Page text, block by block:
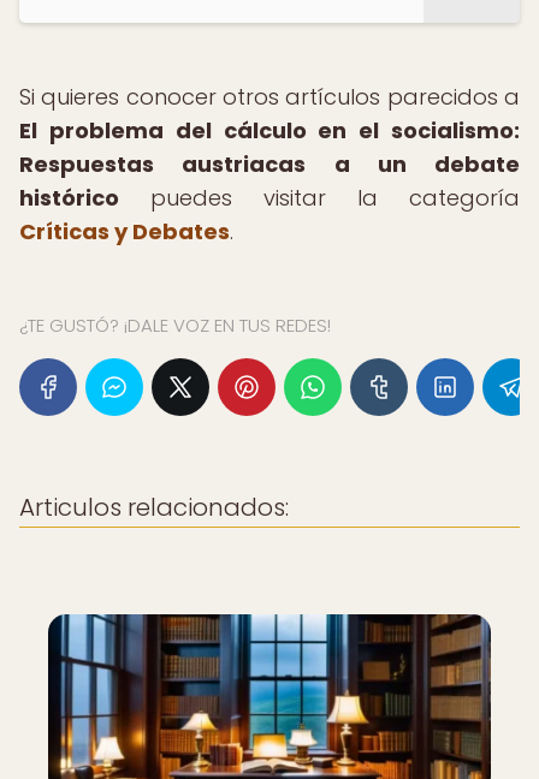
Si quieres conocer otros artículos parecidos a
El problema del cálculo en el socialismo:
Respuestas austriacas a un debate
histórico puedes visitar la categoría
Críticas y Debates.
¿TE GUSTÓ? ¡DALE VOZ EN TUS REDES!
Articulos relacionados: